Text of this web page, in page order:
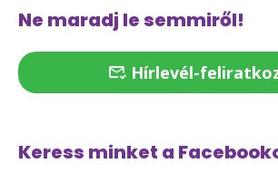
Ne maradj le semmiről!
Hírlevél-
Keress minket a